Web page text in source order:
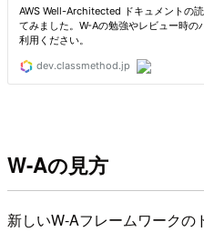
W-Aの見方
新しいW-Aフレームワークの